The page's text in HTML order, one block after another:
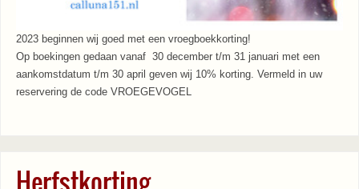
2023 beginnen wij goed met een vroegboekkorting!
Op boekingen gedaan vanaf 30 december t/m 31 januari met een
aankomstdatum t/m 30 april geven wij 10% korting. Vermeld in uw
reservering de code VROEGEVOGEL